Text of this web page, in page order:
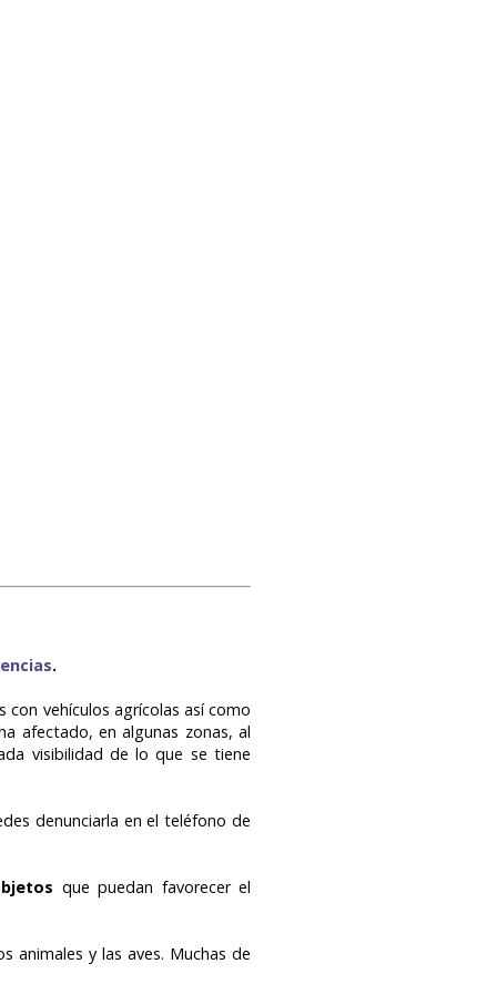
.
vehículos agrícolas así como
afectado, en algunas zonas, al
visibilidad de lo que se tiene
denunciarla en el teléfono de
que puedan favorecer el
animales y las aves. Muchas de